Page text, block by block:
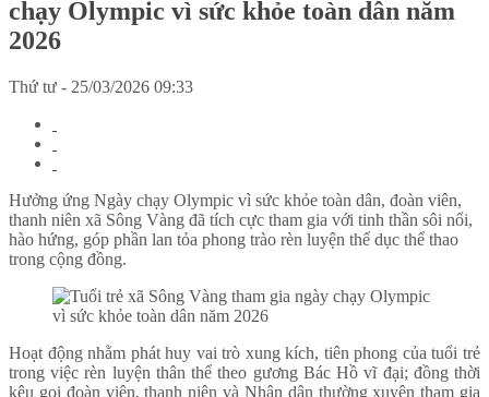
chạy Olympic vì sức khỏe toàn dân năm
2026
Thứ tư - 25/03/2026 09:33
Hưởng ứng Ngày chạy Olympic vì sức khỏe toàn dân, đoàn viên,
thanh niên xã Sông Vàng đã tích cực tham gia với tinh thần sôi nổi,
hào hứng, góp phần lan tỏa phong trào rèn luyện thể dục thể thao
trong cộng đồng.
Hoạt động nhằm phát huy vai trò xung kích, tiên phong của tuổi trẻ
trong việc rèn luyện thân thể theo gương Bác Hồ vĩ đại; đồng thời
kêu gọi đoàn viên, thanh niên và Nhân dân thường xuyên tham gia